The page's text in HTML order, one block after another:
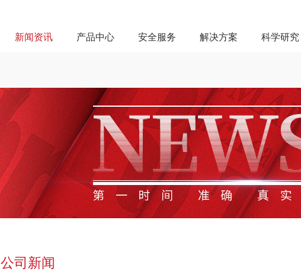
新闻资讯 产品中心 安全服务 解决方案 科学研究
公司新闻